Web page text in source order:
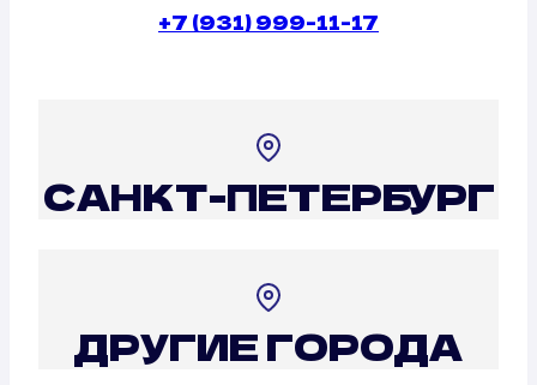
+7 (931) 999-11-17
САНКТ-ПЕТЕРБУРГ
ДРУГИЕ ГОРОДА